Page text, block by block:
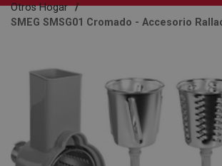
Otros Hogar
SMEG SMSG01 Cromado - Accesorio